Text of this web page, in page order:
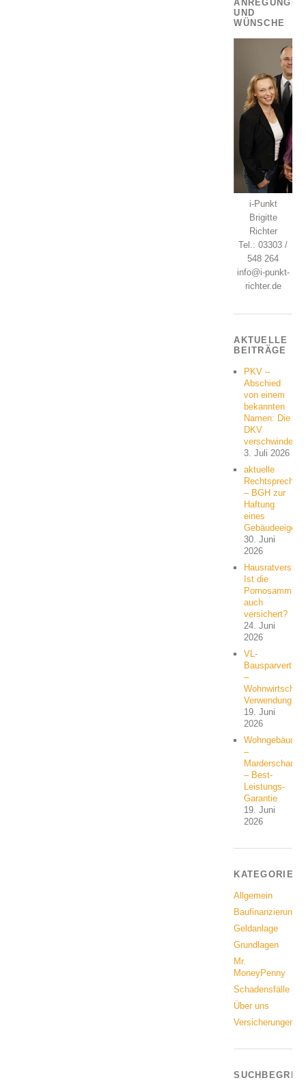
ANREGUNGEN
UND
WÜNSCHE
i-Punkt
Brigitte
Richter
Tel.: 03303 /
548 264
info@i-punkt-
richter.de
AKTUELLE
BEITRÄGE
PKV –
Abschied
von einem
bekannten
Namen: Die
DKV
verschwindet
3. Juli 2026
aktuelle
– BGH zur
Haftung
eines
30. Juni
2026
Ist die
auch
versichert?
24. Juni
2026
VL-
Bausparvertrag
–
Verwendung?
19. Juni
2026
Wohngebäude
–
Marderschaden
– Best-
Leistungs-
Garantie
19. Juni
2026
KATEGORIEN
Allgemein
Baufinanzierung
Geldanlage
Grundlagen
Mr.
MoneyPenny
Schadensfälle
Über uns
Versicherungen